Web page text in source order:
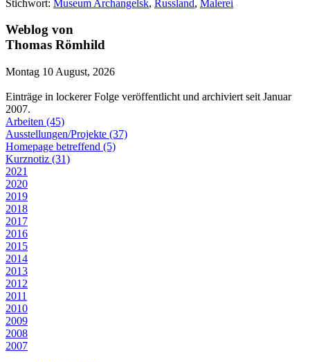
Stichwort: Museum Archangelsk, Russland, Malerei
Weblog von
Thomas Römhild
Montag 10 August, 2026
Einträge in lockerer Folge veröffentlicht und archiviert seit Januar
2007.
Arbeiten (45)
Ausstellungen/Projekte (37)
Homepage betreffend (5)
Kurznotiz (31)
2021
2020
2019
2018
2017
2016
2015
2014
2013
2012
2011
2010
2009
2008
2007